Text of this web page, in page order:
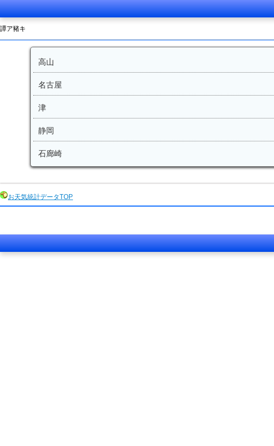
譚ア豬キ
高山
名古屋
津
静岡
石廊崎
お天気統計データTOP